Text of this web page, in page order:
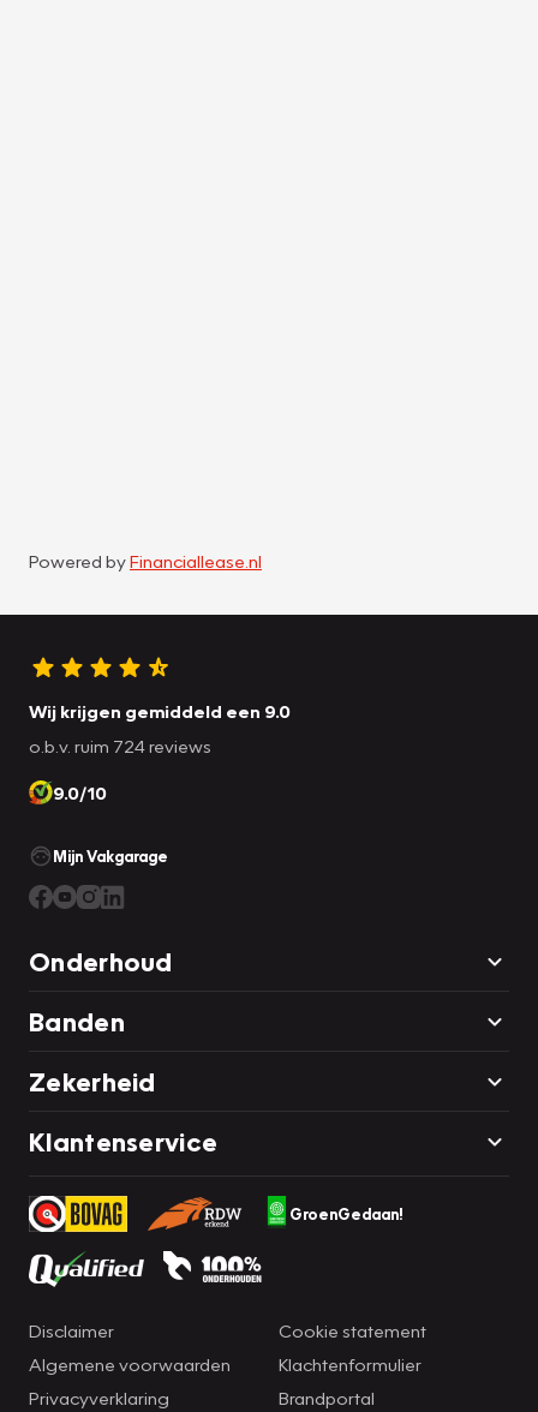
Powered byFinanciallease.nl
Wij krijgen gemiddeld een 9.0
o.b.v. ruim 724 reviews
9.0/10
Mijn Vakgarage
Onderhoud
Banden
Zekerheid
Klantenservice
GroenGedaan!
Disclaimer
Algemene voorwaarden
Privacyverklaring
Cookie statement
Klachtenformulier
Brandportal